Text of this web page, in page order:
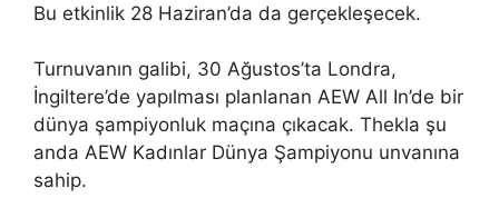
Bu etkinlik 28 Haziran’da da gerçekleşecek.
Turnuvanın galibi, 30 Ağustos’ta Londra,
İngiltere’de yapılması planlanan AEW All In’de bir
dünya şampiyonluk maçına çıkacak. Thekla şu
anda AEW Kadınlar Dünya Şampiyonu unvanına
sahip.